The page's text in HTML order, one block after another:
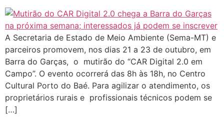
A Secretaria de Estado de Meio Ambiente (Sema-MT) e
parceiros promovem, nos dias 21 a 23 de outubro, em
Barra do Garças, o mutirão do “CAR Digital 2.0 em
Campo”. O evento ocorrerá das 8h às 18h, no Centro
Cultural Porto do Baé. Para agilizar o atendimento, os
proprietários rurais e profissionais técnicos podem se
[…]